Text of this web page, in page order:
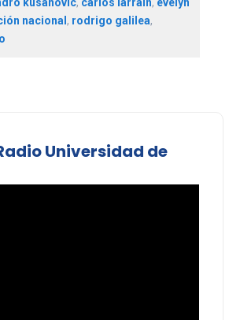
nacional, rodrigo galilea,
Universidad de